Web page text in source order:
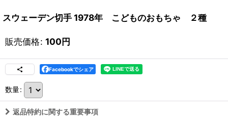
スウェーデン切手 1978年 こどものおもちゃ ２種
販売価格: 100円
Facebookでシェア
数量:
返品特約に関する重要事項